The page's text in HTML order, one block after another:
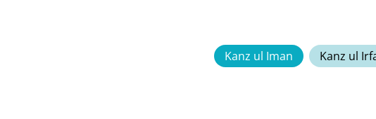
Kanz ul Iman Kanz ul